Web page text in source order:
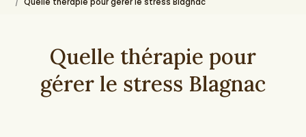
Quelle thérapie pour
gérer le stress Blagnac